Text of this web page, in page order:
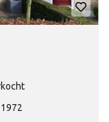
1972